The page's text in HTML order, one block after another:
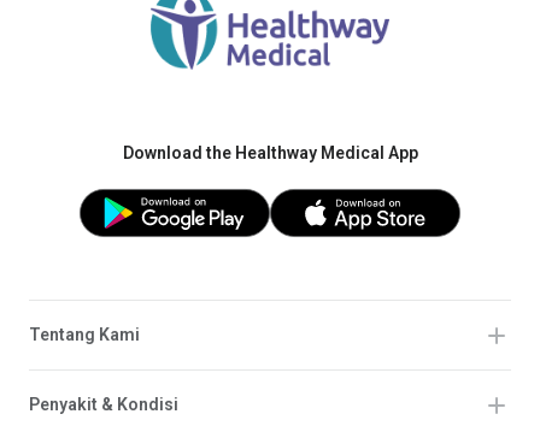
Download the Healthway Medical App
Tentang Kami
Penyakit & Kondisi